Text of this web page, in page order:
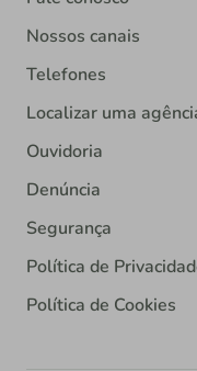
Nossos canais
Telefones
Localizar uma
Ouvidoria
Denúncia
Segurança
Política de
Política de Cookies